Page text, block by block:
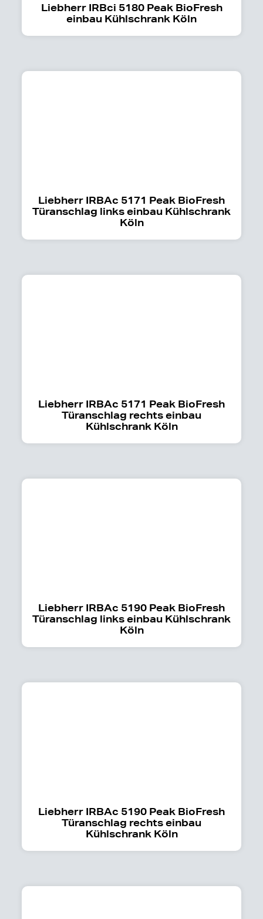
Liebherr IRBci 5180 Peak BioFresh
einbau Kühlschrank Köln
Liebherr IRBAc 5171 Peak BioFresh
Türanschlag links einbau Kühlschrank
Köln
Liebherr IRBAc 5171 Peak BioFresh
Türanschlag rechts einbau
Kühlschrank Köln
Liebherr IRBAc 5190 Peak BioFresh
Türanschlag links einbau Kühlschrank
Köln
Liebherr IRBAc 5190 Peak BioFresh
Türanschlag rechts einbau
Kühlschrank Köln